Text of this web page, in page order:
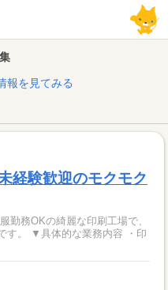
報を見てみる
経験歓迎のモクモク
勤務OKの綺麗な印刷工場で、
容 ・印